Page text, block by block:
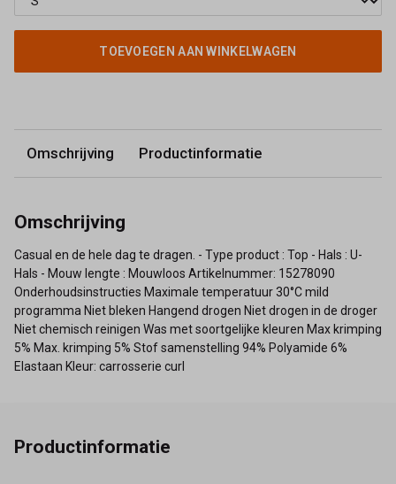
TOEVOEGEN AAN WINKELWAGEN
Omschrijving Productinformatie
Omschrijving
Casual en de hele dag te dragen. - Type product : Top - Hals : U-
Hals - Mouw lengte : Mouwloos Artikelnummer: 15278090
Onderhoudsinstructies Maximale temperatuur 30°C mild
programma Niet bleken Hangend drogen Niet drogen in de droger
Niet chemisch reinigen Was met soortgelijke kleuren Max krimping
5% Max. krimping 5% Stof samenstelling 94% Polyamide 6%
Elastaan Kleur: carrosserie curl
Productinformatie